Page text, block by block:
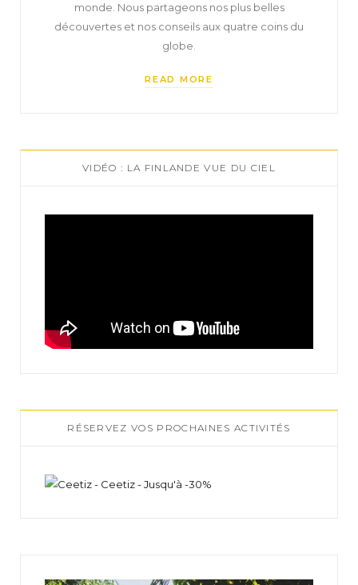
monde. Nous partageons nos plus belles
découvertes et nos conseils aux quatre coins du
globe.
READ MORE
VIDÉO : LA FINLANDE VUE DU CIEL
RÉSERVEZ VOS PROCHAINES ACTIVITÉS